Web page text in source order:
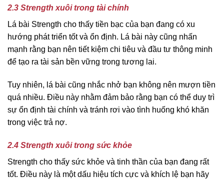
2.3 Strength xuôi trong tài chính
Lá bài Strength cho thấy tiền bạc của bạn đang có xu
hướng phát triển tốt và ổn định. Lá bài này cũng nhấn
mạnh rằng bạn nên tiết kiệm chi tiêu và đầu tư thông minh
để tạo ra tài sản bền vững trong tương lai.
Tuy nhiên, lá bài cũng nhắc nhở bạn không nên mượn tiền
quá nhiều. Điều này nhằm đảm bảo rằng bạn có thể duy trì
sự ổn định tài chính và tránh rơi vào tình huống khó khăn
trong việc trả nợ.
2.4 Strength xuôi trong sức khỏe
Strength cho thấy sức khỏe và tinh thần của bạn đang rất
tốt. Điều này là một dấu hiệu tích cực và khích lệ bạn hãy